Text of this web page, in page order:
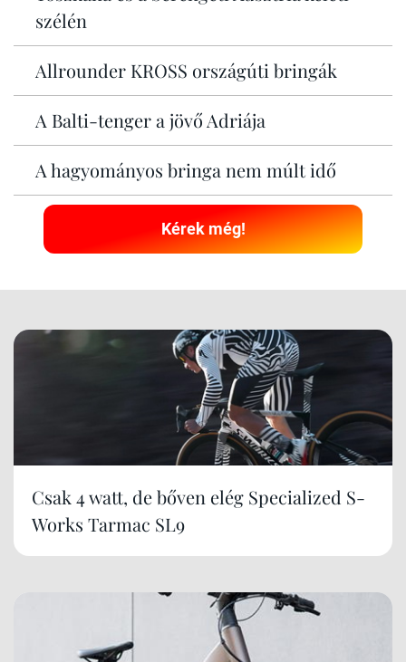
szélén
Allrounder KROSS országúti bringák
A Balti-tenger a jövő Adriája
A hagyományos bringa nem múlt idő
Kérek még!
Csak 4 watt, de bőven elég Specialized S-
Works Tarmac SL9